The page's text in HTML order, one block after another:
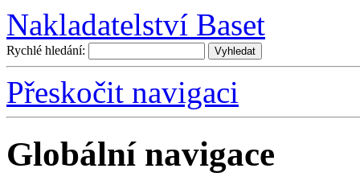
Nakladatelství Baset
Rychlé hledání:
Přeskočit navigaci
Globální navigace